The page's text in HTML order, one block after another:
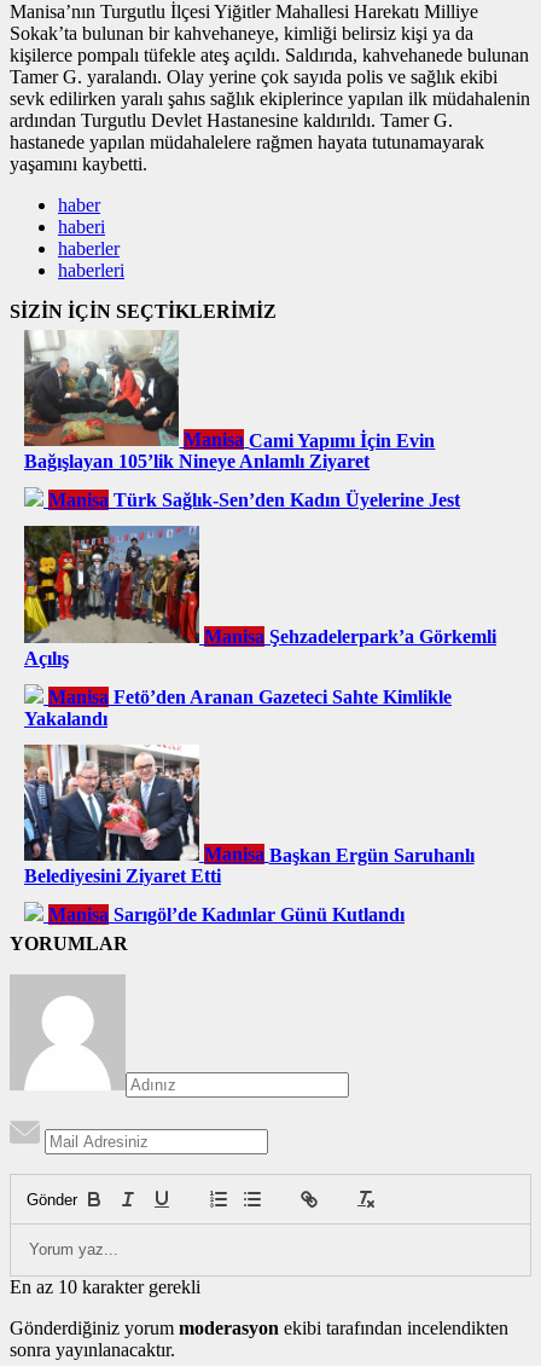
Manisa’nın Turgutlu İlçesi Yiğitler Mahallesi Harekatı Milliye
Sokak’ta bulunan bir kahvehaneye, kimliği belirsiz kişi ya da
kişilerce pompalı tüfekle ateş açıldı. Saldırıda, kahvehanede bulunan
Tamer G. yaralandı. Olay yerine çok sayıda polis ve sağlık ekibi
sevk edilirken yaralı şahıs sağlık ekiplerince yapılan ilk müdahalenin
ardından Turgutlu Devlet Hastanesine kaldırıldı. Tamer G.
hastanede yapılan müdahalelere rağmen hayata tutunamayarak
yaşamını kaybetti.
haber
haberi
haberler
haberleri
SİZİN İÇİN SEÇTİKLERİMİZ
Manisa Cami Yapımı İçin Evin
Bağışlayan 105’lik Nineye Anlamlı Ziyaret
Manisa Türk Sağlık-Sen’den Kadın Üyelerine Jest
Manisa Şehzadelerpark’a Görkemli
Açılış
Manisa Fetö’den Aranan Gazeteci Sahte Kimlikle
Yakalandı
Manisa Başkan Ergün Saruhanlı
Belediyesini Ziyaret Etti
Manisa Sarıgöl’de Kadınlar Günü Kutlandı
YORUMLAR
Gönder
En az 10 karakter gerekli
Gönderdiğiniz yorum moderasyon ekibi tarafından incelendikten
sonra yayınlanacaktır.